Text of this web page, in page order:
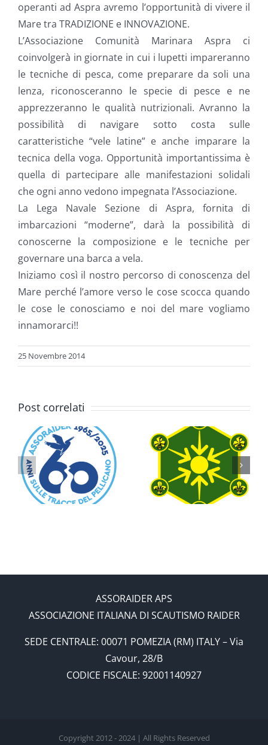
operanti ad Aspra avremo l’opportunità di vivere il
Mare tra TRADIZIONE e INNOVAZIONE.
L’Associazione Comunità Marinara Aspra ci
coinvolgerà in giornate in cui i lupetti impareranno
le tecniche di pesca, come preparare da soli una
lenza, riconosceranno le specie di pesce e ne
apprezzeranno le qualità nutrizionali. Avranno la
possibilità di navigare sotto costa sulle
caratteristiche “vele latine” e anche imparare la
tecnica della voga. Opportunità importantissima è
quella di partecipare alle manifestazioni solidali
che ogni anno vedono impegnata l’Associazione.
La Lega Navale Sezione di Aspra, fornita di
imbarcazioni “moderne”, darà la possibilità di
conoscerne la composizione e le tecniche per
governare una barca a vela.
Iniziamo così il nostro percorso di conoscenza del
Mare perché l’amore verso le cose scocca quando
le cose le conosciamo e noi del mare vogliamo
innamorarci!!
25 Novembre 2014
Post correlati
Programma
Fuori Sede
Una Cosa
Ben Fatta
ASSORAIDER APS
ASSOCIAZIONE ITALIANA DI SCAUTISMO RAIDER
SEDE CENTRALE: 00071 POMEZIA (RM) ITALY – Via
Cavour, 28/B
CODICE FISCALE: 92001140927
Copyright 2012 - 2024 | All Rights Reserved